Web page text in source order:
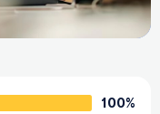
100%